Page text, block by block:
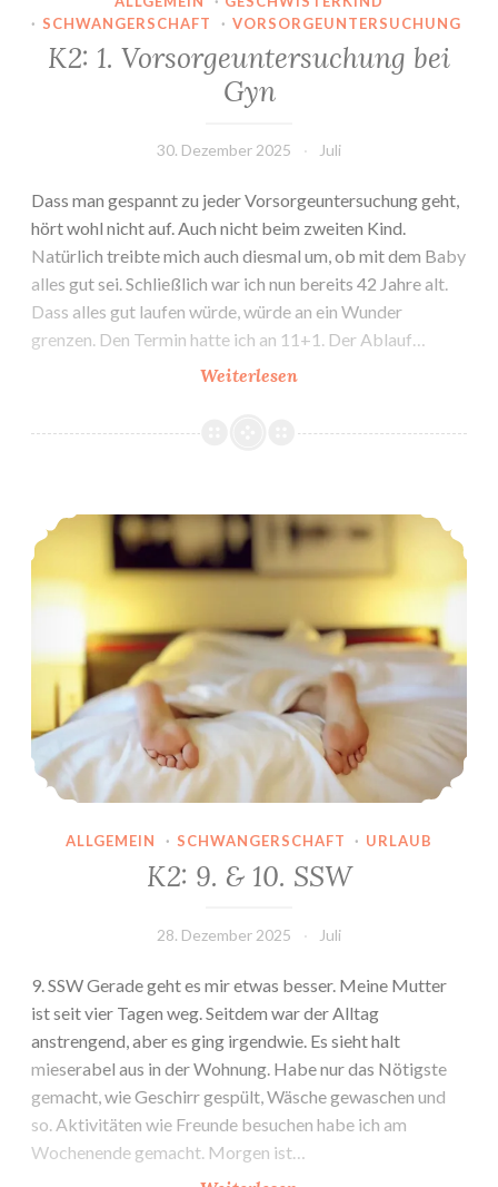
· SCHWANGERSCHAFT · VORSORGEUNTERSUCHUNG
K2: 1. Vorsorgeuntersuchung bei
Gyn
30. Dezember 2025 Juli
Dass man gespannt zu jeder Vorsorgeuntersuchung geht,
hört wohl nicht auf. Auch nicht beim zweiten Kind.
Natürlich treibte mich auch diesmal um, ob mit dem Baby
alles gut sei. Schließlich war ich nun bereits 42 Jahre alt.
Dass alles gut laufen würde, würde an ein Wunder
grenzen. Den Termin hatte ich an 11+1. Der Ablauf…
WeiterlesenK2:
Vorsorgeuntersuchung
K2: 9. & 10. SSW
ALLGEMEIN · SCHWANGERSCHAFT · URLAUB
K2: 9. & 10. SSW
28. Dezember 2025 Juli
9. SSW Gerade geht es mir etwas besser. Meine Mutter
ist seit vier Tagen weg. Seitdem war der Alltag
anstrengend, aber es ging irgendwie. Es sieht halt
mieserabel aus in der Wohnung. Habe nur das Nötigste
gemacht, wie Geschirr gespült, Wäsche gewaschen und
so. Aktivitäten wie Freunde besuchen habe ich am
Wochenende gemacht. Morgen ist…